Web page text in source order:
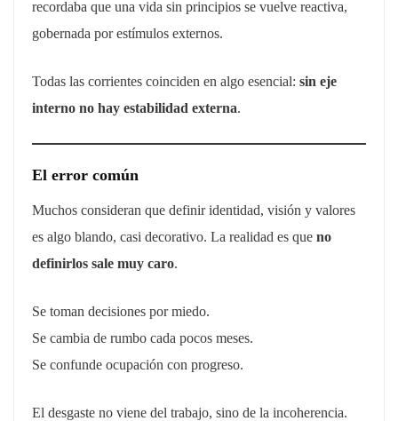
recordaba que una vida sin principios se vuelve reactiva,
gobernada por estímulos externos.
Todas las corrientes coinciden en algo esencial: sin eje
interno no hay estabilidad externa.
El error común
Muchos consideran que definir identidad, visión y valores
es algo blando, casi decorativo. La realidad es que no
definirlos sale muy caro.
Se toman decisiones por miedo.
Se cambia de rumbo cada pocos meses.
Se confunde ocupación con progreso.
El desgaste no viene del trabajo, sino de la incoherencia.